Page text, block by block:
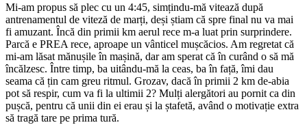
Mi-am propus să plec cu un 4:45, simțindu-mă vitează după
antrenamentul de viteză de marți, deși știam că spre final nu va mai
fi amuzant. Încă din primii km aerul rece m-a luat prin surprindere.
Parcă e PREA rece, aproape un vânticel mușcăcios. Am regretat că
mi-am lăsat mănușile în mașină, dar am sperat că în curând o să mă
încălzesc. Între timp, ba uitându-mă la ceas, ba în față, îmi dau
seama că țin cam greu ritmul. Grozav, dacă în primii 2 km de-abia
pot să respir, cum va fi la ultimii 2? Mulți alergători au pornit ca din
pușcă, pentru că unii din ei erau și la ștafetă, având o motivație extra
să tragă tare pe prima tură.